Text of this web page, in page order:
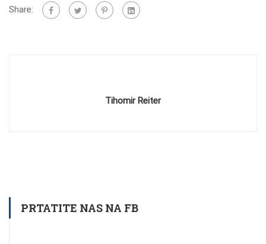
Share:
Tihomir Reiter
PRTATITE NAS NA FB